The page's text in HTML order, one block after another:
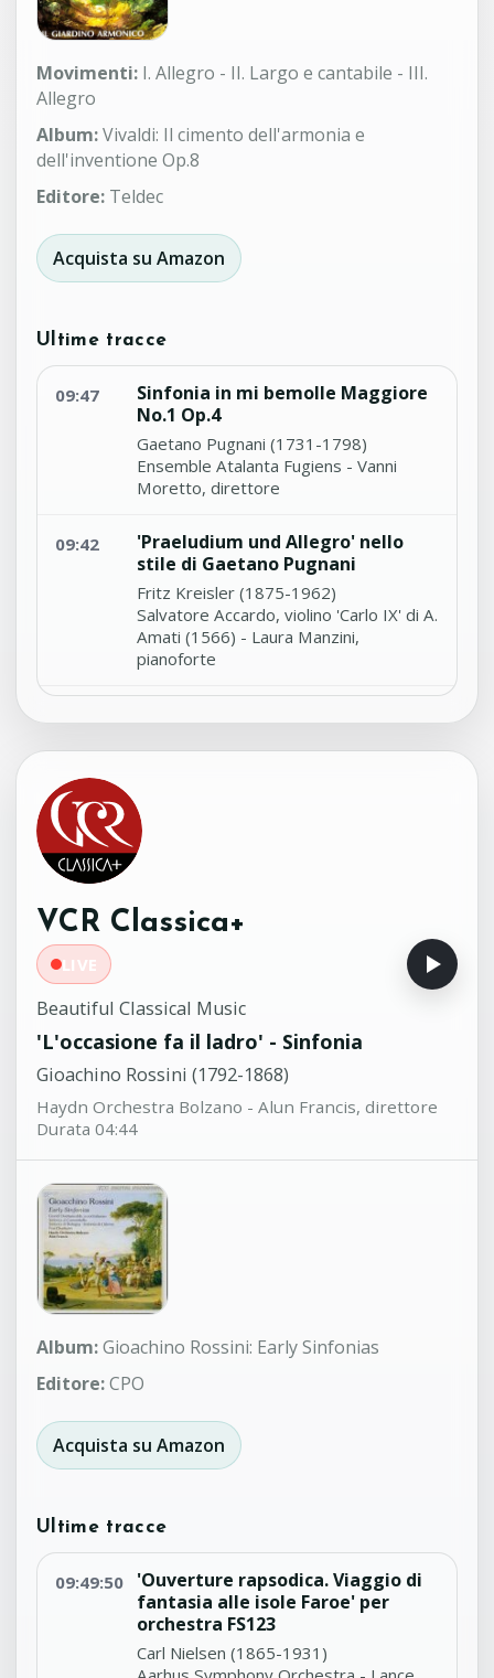
Movimenti: I. Allegro - II. Largo e cantabile - III.
Allegro
Album:Vivaldi: Il cimento dell'armonia e
dell'inventione Op.8
Editore: Teldec
Acquista su Amazon
Ultime tracce
09:47
Sinfonia in mi bemolle Maggiore
No.1 Op.4
Gaetano Pugnani (1731-1798)
Ensemble Atalanta Fugiens - Vanni
Moretto, direttore
09:42
'Praeludium und Allegro' nello
stile di Gaetano Pugnani
Fritz Kreisler (1875-1962)
Salvatore Accardo, violino 'Carlo IX' di A.
Amati (1566) - Laura Manzini,
pianoforte
Donald Armstrong, direttore
09:15
'Introduction et variations sur un
op.9
Fernando Sor (1778-1839)
VCR Classica+
LIVE
Beautiful Classical Music
'L'occasione fa il ladro' - Sinfonia
Gioachino Rossini (1792-1868)
Haydn Orchestra Bolzano - Alun Francis, direttore
Durata 04:44
Album:Gioachino Rossini: Early Sinfonias
Editore:CPO
Acquista su Amazon
Ultime tracce
09:49:50
'Ouverture rapsodica. Viaggio di
fantasia alle isole Faroe' per
orchestra FS123
Carl Nielsen (1865-1931)